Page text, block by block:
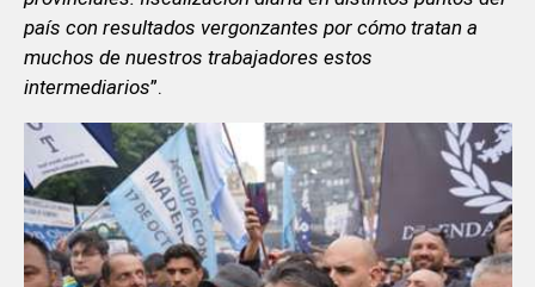
país con resultados vergonzantes por cómo tratan a
muchos de nuestros trabajadores estos
intermediarios”.